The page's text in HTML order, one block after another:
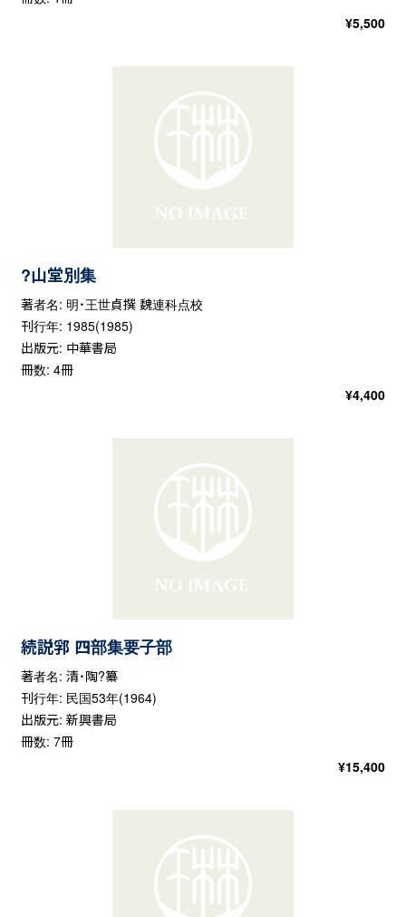
¥5,500
?山堂別集
著者名: 明・王世貞撰 魏連科点校
刊行年: 1985(1985)
出版元: 中華書局
冊数: 4冊
¥4,400
続説郛 四部集要子部
著者名: 清・陶?纂
刊行年: 民国53年(1964)
出版元: 新興書局
冊数: 7冊
¥15,400